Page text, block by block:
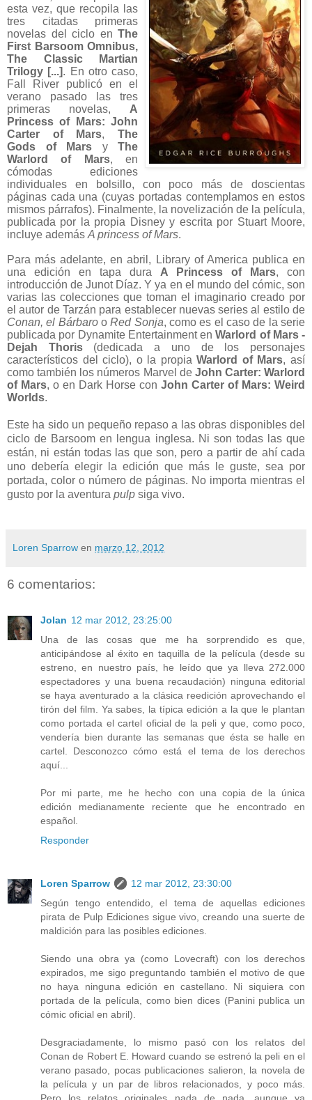
esta vez, que recopila las
tres citadas primeras
novelas del ciclo en The
First Barsoom Omnibus,
The Classic Martian
Trilogy [...]. En otro caso,
Fall River publicó en el
verano pasado las tres
primeras novelas, A
Princess of Mars: John
Carter of Mars,The
Gods of Mars y The
Warlord of Mars, en
cómodas ediciones
individuales en bolsillo, con poco más de doscientas
páginas cada una (cuyas portadas contemplamos en estos
mismos párrafos). Finalmente, la novelización de la película,
publicada por la propia Disney y escrita por Stuart Moore,
incluye además A princess of Mars.
Para más adelante, en abril, Library of America publica en
una edición en tapa dura A Princess of Mars, con
introducción de Junot Díaz. Y ya en el mundo del cómic, son
varias las colecciones que toman el imaginario creado por
el autor de Tarzán para establecer nuevas series al estilo de
Conan, el BárbarooRed Sonja, como es el caso de la serie
publicada por Dynamite Entertainment enWarlord of Mars -
Dejah Thoris (dedicada a uno de los personajes
característicos del ciclo), o la propiaWarlord of Mars, así
como también los números Marvel de John Carter: Warlord
of Mars, o en Dark Horse con John Carter of Mars: Weird
Worlds.
Este ha sido un pequeño repaso a las obras disponibles del
ciclo de Barsoom en lengua inglesa. Ni son todas las que
están, ni están todas las que son, pero a partir de ahí cada
uno debería elegir la edición que más le guste, sea por
portada, color o número de páginas. No importa mientras el
gusto por la aventura pulp siga vivo.
Loren Sparrow en marzo 12, 2012
6 comentarios:
Jolan 12 mar 2012, 23:25:00
Una de las cosas que me ha sorprendido es que,
anticipándose al éxito en taquilla de la película (desde su
estreno, en nuestro país, he leído que ya lleva 272.000
espectadores y una buena recaudación) ninguna editorial
se haya aventurado a la clásica reedición aprovechando el
tirón del film. Ya sabes, la típica edición a la que le plantan
como portada el cartel oficial de la peli y que, como poco,
vendería bien durante las semanas que ésta se halle en
cartel. Desconozco cómo está el tema de los derechos
aquí...
Por mi parte, me he hecho con una copia de la única
edición medianamente reciente que he encontrado en
español.
Responder
Loren Sparrow
12 mar 2012, 23:30:00
Según tengo entendido, el tema de aquellas ediciones
pirata de Pulp Ediciones sigue vivo, creando una suerte de
maldición para las posibles ediciones.
Siendo una obra ya (como Lovecraft) con los derechos
expirados, me sigo preguntando también el motivo de que
no haya ninguna edición en castellano. Ni siquiera con
portada de la película, como bien dices (Panini publica un
cómic oficial en abril).
Desgraciadamente, lo mismo pasó con los relatos del
Conan de Robert E. Howard cuando se estrenó la peli en el
verano pasado, pocas publicaciones salieron, la novela de
la película y un par de libros relacionados, y poco más.